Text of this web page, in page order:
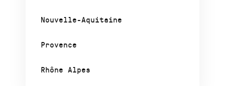
Nouvelle-Aquitaine
Provence
Rhône Alpes